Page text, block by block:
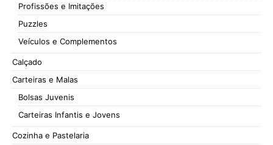
Profissões e Imitações
Puzzles
Veículos e Complementos
Calçado
Carteiras e Malas
Bolsas Juvenis
Carteiras Infantis e Jovens
Cozinha e Pastelaria